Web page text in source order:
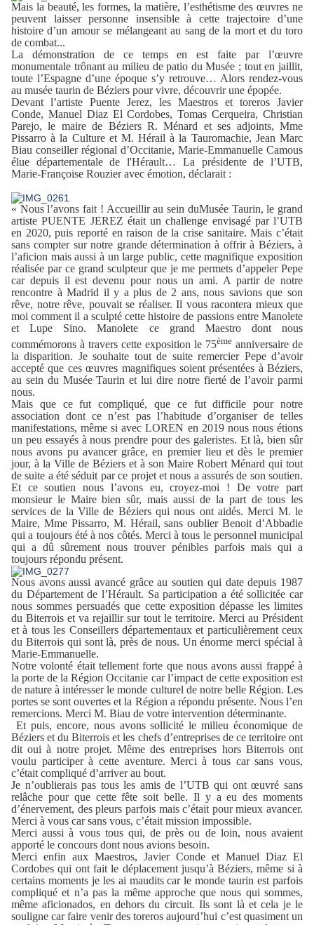
Mais la beauté, les formes, la matière, l’esthétisme des œuvres ne
peuvent laisser personne insensible à cette trajectoire d’une
histoire d’un amour se mélangeant au sang de la mort et du toro
de combat...
La démonstration de ce temps en est faite par l’œuvre
monumentale trônant au milieu de patio du Musée ; tout en jaillit,
toute l’Espagne d’une époque s’y retrouve… Alors rendez-vous
au musée taurin de Béziers pour vivre, découvrir une épopée.
Devant l’artiste Puente Jerez, les Maestros et toreros Javier
Conde, Manuel Diaz El Cordobes, Tomas Cerqueira, Christian
Parejo, le maire de Béziers R. Ménard et ses adjoints, Mme
Pissarro à la Culture et M. Hérail à la Tauromachie, Jean Marc
Biau conseiller régional d’Occitanie, Marie-Emmanuelle Camous
élue départementale de l'Hérault… La présidente de l’UTB,
Marie-Françoise Rouzier avec émotion, déclarait :
« Nous l’avons fait ! Accueillir au sein duMusée Taurin, le grand
artiste PUENTE JEREZ était un challenge envisagé par l’UTB
en 2020, puis reporté en raison de la crise sanitaire. Mais c’était
sans compter sur notre grande détermination à offrir à Béziers, à
l’aficion mais aussi à un large public, cette magnifique exposition
réalisée par ce grand sculpteur que je me permets d’appeler Pepe
car depuis il est devenu pour nous un ami. A partir de notre
rencontre à Madrid il y a plus de 2 ans, nous savions que son
rêve, notre rêve, pouvait se réaliser. Il vous racontera mieux que
moi comment il a sculpté cette histoire de passions entre Manolete
et Lupe Sino. Manolete ce grand Maestro dont nous
commémorons à travers cette exposition le 75ème anniversaire de
la disparition. Je souhaite tout de suite remercier Pepe d’avoir
accepté que ces œuvres magnifiques soient présentées à Béziers,
au sein du Musée Taurin et lui dire notre fierté de l’avoir parmi
nous.
Mais que ce fut compliqué, que ce fut difficile pour notre
association dont ce n’est pas l’habitude d’organiser de telles
manifestations, même si avec LOREN en 2019 nous nous étions
un peu essayés à nous prendre pour des galeristes. Et là, bien sûr
nous avons pu avancer grâce, en premier lieu et dès le premier
jour, à la Ville de Béziers et à son Maire Robert Ménard qui tout
de suite a été séduit par ce projet et nous a assurés de son soutien.
Et ce soutien nous l’avons eu, croyez-moi ! De votre part
monsieur le Maire bien sûr, mais aussi de la part de tous les
services de la Ville de Béziers qui nous ont aidés. Merci M. le
Maire, Mme Pissarro, M. Hérail, sans oublier Benoit d’Abbadie
qui a toujours été à nos côtés. Merci à tous le personnel municipal
qui a dû sûrement nous trouver pénibles parfois mais qui a
toujours répondu présent.
Nous avons aussi avancé grâce au soutien qui date depuis 1987
du Département de l’Hérault. Sa participation a été sollicitée car
nous sommes persuadés que cette exposition dépasse les limites
du Biterrois et va rejaillir sur tout le territoire. Merci au Président
et à tous les Conseillers départementaux et particulièrement ceux
du Biterrois qui sont là, près de nous. Un énorme merci spécial à
Marie-Emmanuelle.
Notre volonté était tellement forte que nous avons aussi frappé à
la porte de la Région Occitanie car l’impact de cette exposition est
de nature à intéresser le monde culturel de notre belle Région. Les
portes se sont ouvertes et la Région a répondu présente. Nous l’en
remercions. Merci M. Biau de votre intervention déterminante.
Et puis, encore, nous avons sollicité le milieu économique de
Béziers et du Biterrois et les chefs d’entreprises de ce territoire ont
dit oui à notre projet. Même des entreprises hors Biterrois ont
voulu participer à cette aventure. Merci à tous car sans vous,
c’était compliqué d’arriver au bout.
Je n’oublierais pas tous les amis de l’UTB qui ont œuvré sans
relâche pour que cette fête soit belle. Il y a eu des moments
d’énervement, des pleurs parfois mais c’était pour mieux avancer.
Merci à vous car sans vous, c’était mission impossible.
Merci aussi à vous tous qui, de près ou de loin, nous avaient
apporté le concours dont nous avions besoin.
Merci enfin aux Maestros, Javier Conde et Manuel Diaz El
Cordobes qui ont fait le déplacement jusqu’à Béziers, même si à
certains moments je les ai maudits car le monde taurin est parfois
compliqué et n’a pas la même approche que nous qui sommes,
même aficionados, en dehors du circuit. Ils sont là et cela je le
souligne car faire venir des toreros aujourd’hui c’est quasiment un